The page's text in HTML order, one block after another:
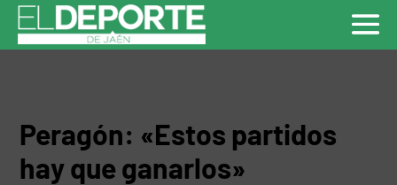
Peragón: «Estos partidos
hay que ganarlos»